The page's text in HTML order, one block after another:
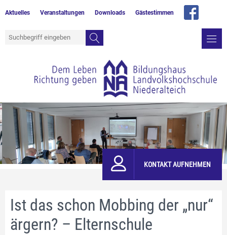
Aktuelles Veranstaltungen Downloads Gästestimmen
KONTAKT AUFNEHMEN
Ist das schon Mobbing der „nur“
ärgern? – Elternschule